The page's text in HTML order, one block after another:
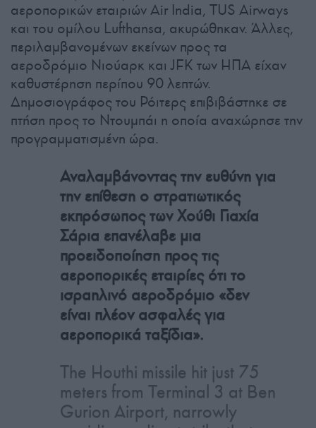
αεροπορικών εταιριών Air India, TUS Airways
και του ομίλου Lufthansa, ακυρώθηκαν. Άλλες,
περιλαμβανομένων εκείνων προς τα
αεροδρόμιο Νιούαρκ και JFK των ΗΠΑ είχαν
καθυστέρηση περίπου 90 λεπτών.
Δημοσιογράφος του Ρόιτερς επιβιβάστηκε σε
πτήση προς το Ντουμπάι η οποία αναχώρησε την
προγραμματισμένη ώρα.
Αναλαμβάνοντας την ευθύνη για
την επίθεση ο στρατιωτικός
εκπρόσωπος των Χούθι Γιαχία
Σάρια επανέλαβε μια
προειδοποίηση προς τις
αεροπορικές εταιρίες ότι το
ισραηλινό αεροδρόμιο «δεν
είναι πλέον ασφαλές για
αεροπορικά ταξίδια».
The Houthi missile hit just 75
meters from Terminal 3 at Ben
Gurion Airport, narrowly